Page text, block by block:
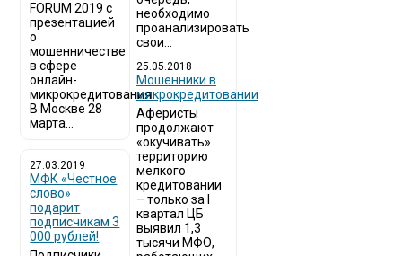
FORUM 2019 с
презентацией
о
мошенничестве
в сфере
онлайн-
микрокредитования
В Москве 28
марта...
27.03.2019
МФК «Честное
слово»
подарит
подписчикам 3
000 рублей!
необходимо
проанализировать
свои...
25.05.2018
Мошенники в
микрокредитовании
Аферисты
продолжают
«окучивать»
территорию
мелкого
кредитовании
– только за I
квартал ЦБ
выявил 1,3
тысячи МФО,